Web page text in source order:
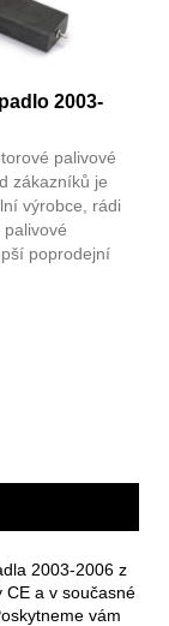
2003-
palivové
zákazníků je
výrobce, rádi
poprodejní
2003-2006 z
CE a v současné
vám